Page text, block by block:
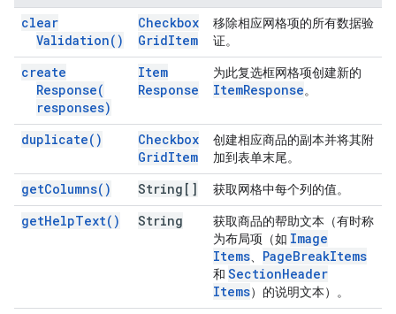
clear
Validation( )
Checkbox
GridItem
移除相应网格项的所有数据验
证。
create
Response(
responses)
Item
Response
为此复选框网格项创建新的
ItemResponse。
duplicate( )
Checkbox
GridItem
创建相应商品的副本并将其附
加到表单末尾。
getColumns( ) String[] 获取网格中每个列的值。
getHelpText( ) String
获取商品的帮助文本（有时称
为布局项（如 Image
Items
PageBreakItems
和 SectionHeader
Items）的说明文本）。